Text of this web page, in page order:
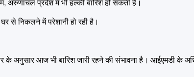
अरुणाचल प्रदेश में भी हल्की बारिश हो सकती है।
से निकलने में परेशानी हो रही है।
के अनुसार आज भी बारिश जारी रहने की संभावना है। आईएमडी के